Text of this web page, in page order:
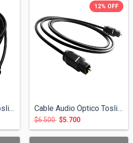
Cable Audio Óptico Toslink 3 Mts
12% OFF
Cable Audio Óptico Toslink 1 Mt
$6.500 $5.700